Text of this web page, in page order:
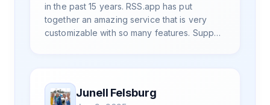
in the past 15 years. RSS.app has put
together an amazing service that is very
customizable with so many features. Support
your RSS feed needs. Our trucking news
hub website couldn't work without it. Thank
Junell Felsburg